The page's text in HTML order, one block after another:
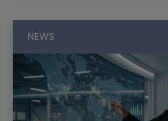
NEWS